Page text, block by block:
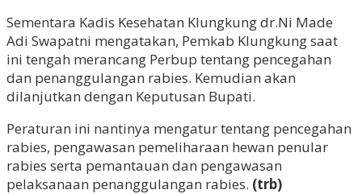
Sementara Kadis Kesehatan Klungkung dr.Ni Made
Adi Swapatni mengatakan, Pemkab Klungkung saat
ini tengah merancang Perbup tentang pencegahan
dan penanggulangan rabies. Kemudian akan
dilanjutkan dengan Keputusan Bupati.
Peraturan ini nantinya mengatur tentang pencegahan
rabies, pengawasan pemeliharaan hewan penular
rabies serta pemantauan dan pengawasan
pelaksanaan penanggulangan rabies. (trb)